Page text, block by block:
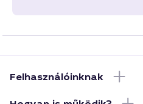
Felhasználóinknak